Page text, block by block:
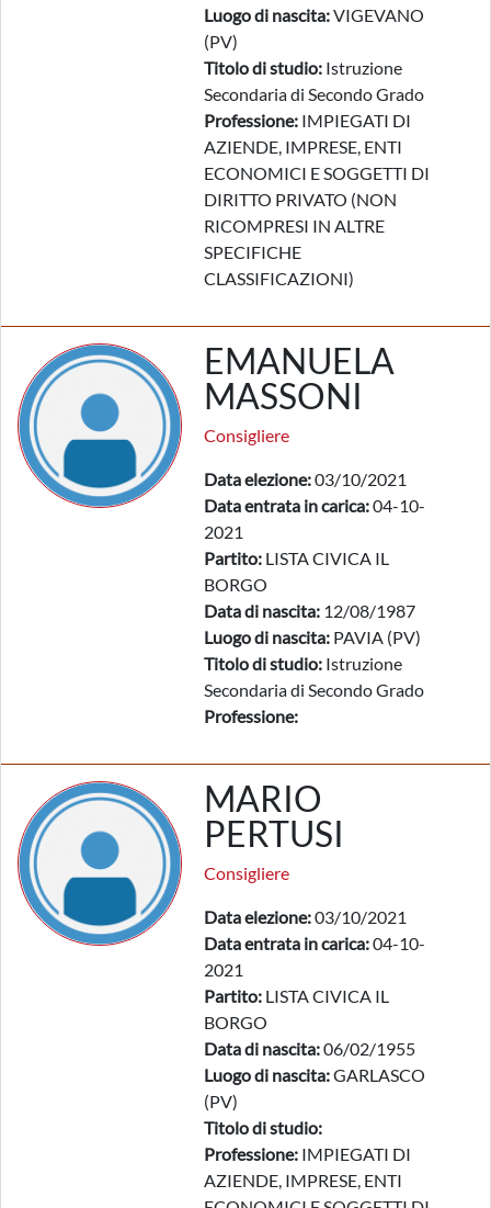
Luogo di nascita:VIGEVANO
(PV)
Titolo di studio: Istruzione
Secondaria di Secondo Grado
Professione: IMPIEGATI DI
AZIENDE, IMPRESE, ENTI
ECONOMICI E SOGGETTI DI
DIRITTO PRIVATO (NON
RICOMPRESI IN ALTRE
SPECIFICHE
CLASSIFICAZIONI)
EMANUELA
MASSONI
Consigliere
Data elezione:03/10/2021
Data entrata in carica:04-10-
2021
Partito: LISTA CIVICA IL
BORGO
Data di nascita: 12/08/1987
Luogo di nascita: PAVIA (PV)
Titolo di studio: Istruzione
Secondaria di Secondo Grado
Professione:
MARIO
PERTUSI
Consigliere
Data elezione:03/10/2021
Data entrata in carica:04-10-
2021
Partito: LISTA CIVICA IL
BORGO
Data di nascita:06/02/1955
Luogo di nascita:GARLASCO
(PV)
Titolo di studio:
Professione: IMPIEGATI DI
AZIENDE, IMPRESE, ENTI